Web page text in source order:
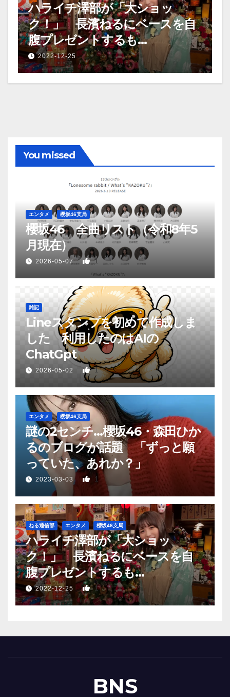
ハライチ澤部が「大ショッ
ク！」 長濱ねるにベースを自
腹プレゼントするも…
2022-12-25
You missed
エンタメ 櫻坂46支局
櫻坂46 全曲リスト（令和8年5
月現在）
2026-05-07 1
雑記
Lineスタンプを初めて作成しま
した 利用したのはAIの
ChatGpt
2026-05-02 1
エンタメ 櫻坂46支局
謎の2センチ…櫻坂46・森田ひか
るのブログが話題 「ずっと願
っていた、あれか？」
2023-03-03 1
ねる通信部 エンタメ 櫻坂46支局
ハライチ澤部が「大ショッ
ク！」 長濱ねるにベースを自
腹プレゼントするも…
2022-12-25 1
BNS